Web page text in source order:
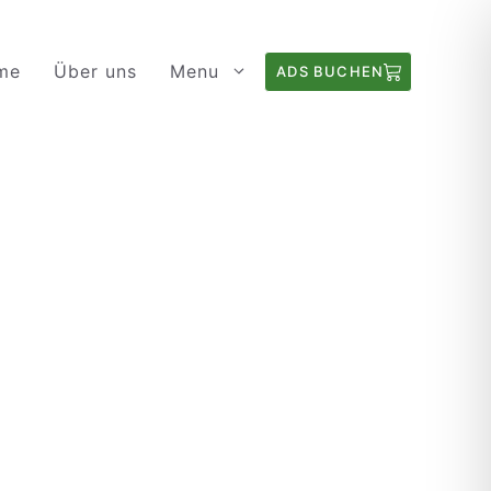
Über uns Menu ADS BUCHEN